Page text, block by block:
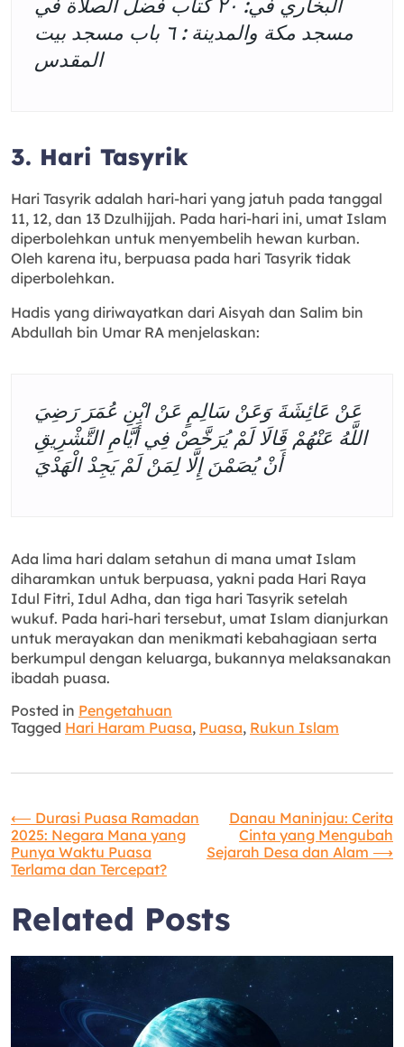
البخاري في: ٢٠ كتاب فضل الصلاة في
مسجد مكة والمدينة : ٦ باب مسجد بیت
المقدس
3. Hari Tasyrik
Hari Tasyrik adalah hari-hari yang jatuh pada tanggal
11, 12, dan 13 Dzulhijjah. Pada hari-hari ini, umat Islam
diperbolehkan untuk menyembelih hewan kurban.
Oleh karena itu, berpuasa pada hari Tasyrik tidak
diperbolehkan.
Hadis yang diriwayatkan dari Aisyah dan Salim bin
Abdullah bin Umar RA menjelaskan:
عَنْ عَائِشَةَ وَعَنْ سَالِمٍ عَنْ ابْنِ عُمَرَ رَضِيَ
اللَّهُ عَنْهُمْ قَالَا لَمْ يُرَخَّصْ فِي أَيَّامِ التَّشْرِيقِ
أَنْ يُصَمْنَ إِلَّا لِمَنْ لَمْ يَجِدْ الْهَدْيَ
Ada lima hari dalam setahun di mana umat Islam
diharamkan untuk berpuasa, yakni pada Hari Raya
Idul Fitri, Idul Adha, dan tiga hari Tasyrik setelah
wukuf. Pada hari-hari tersebut, umat Islam dianjurkan
untuk merayakan dan menikmati kebahagiaan serta
berkumpul dengan keluarga, bukannya melaksanakan
ibadah puasa.
Posted in Pengetahuan
Tagged Hari Haram Puasa, Puasa, Rukun Islam
Navigasi
pos
⟵ Durasi Puasa Ramadan
2025: Negara Mana yang
Punya Waktu Puasa
Terlama dan Tercepat?
Danau Maninjau: Cerita
Cinta yang Mengubah
Sejarah Desa dan Alam ⟶
Related Posts